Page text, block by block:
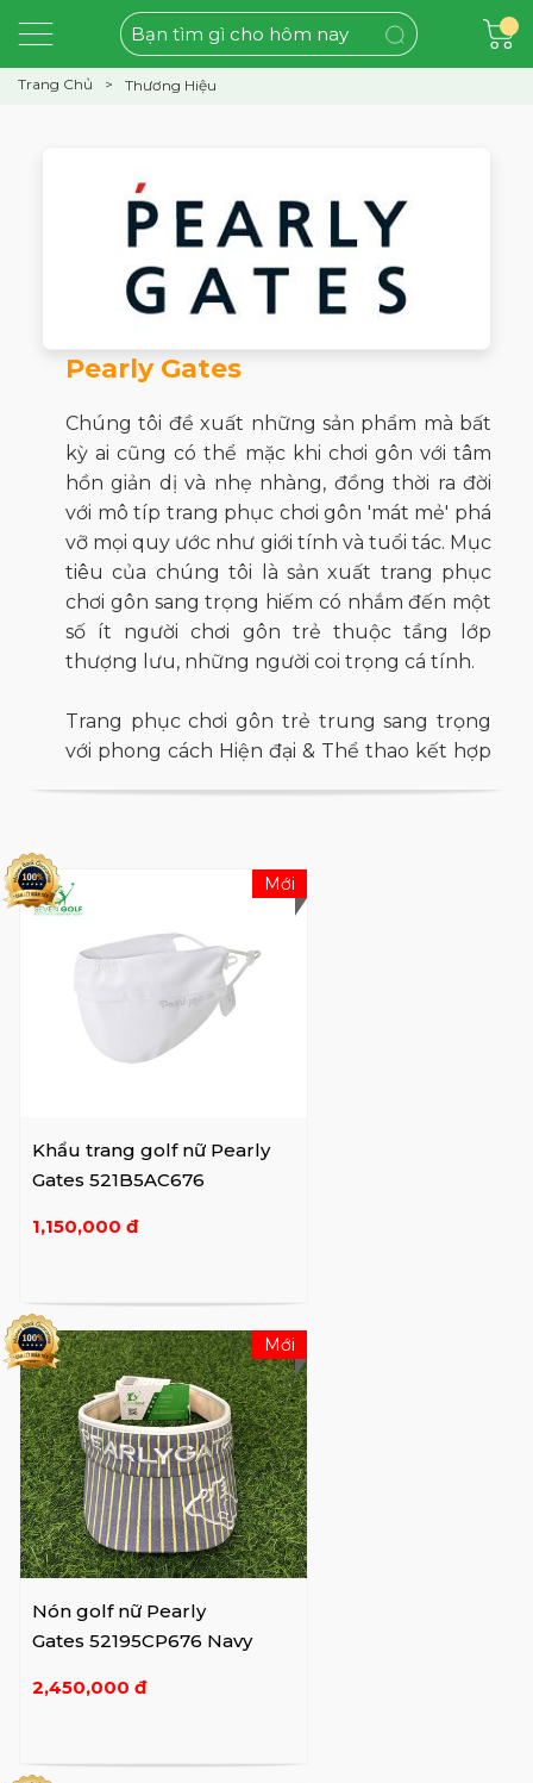
Trang Chủ Thương Hiệu
Pearly Gates
Chúng tôi đề xuất những sản phẩm mà bất
kỳ ai cũng có thể mặc khi chơi gôn với tâm
hồn giản dị và nhẹ nhàng, đồng thời ra đời
với mô típ trang phục chơi gôn 'mát mẻ' phá
vỡ mọi quy ước như giới tính và tuổi tác. Mục
tiêu của chúng tôi là sản xuất trang phục
chơi gôn sang trọng hiếm có nhắm đến một
số ít người chơi gôn trẻ thuộc tầng lớp
thượng lưu, những người coi trọng cá tính.
Trang phục chơi gôn trẻ trung sang trọng
với phong cách Hiện đại & Thể thao kết hợp
mùa và phát triển các bộ sưu tập độc đáo.
Thoát khỏi quy luật chỉ sử dụng những gam
màu cơ bản lòe loẹt hay những gam màu
đơn điệu của trang phục chơi gôn hiện có,
Pearly Gates tạo ra bảng màu độc đáo của
riêng mình bằng cách sử dụng những gam
màu phụ cầu kỳ thay vì những gam màu cơ
Tên công ty: Công ty TNHH CREAS
CEO: Woo Jin Seok, Kim Han Heum
Địa chỉ: Chris B/D, 176 Dogok-ro, Gangnam-
Khẩu trang golf nữ Pearly
Gates 521B5AC676
1,150,000 đ
Mới
Nón golf nữ Pearly
Gates 52195CP676 Navy
2,450,000 đ
Mới